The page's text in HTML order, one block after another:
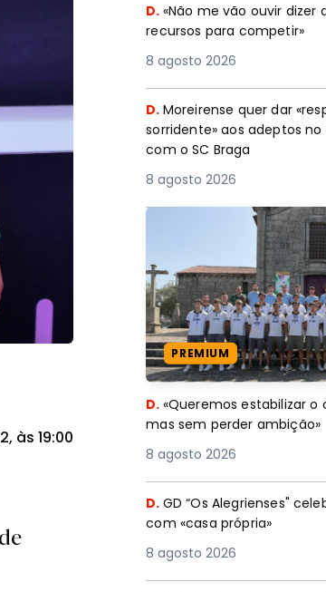
às 19:00
D. «Não me vão ouvir dizer
recursos para competir»
8 agosto 2026
D. Moreirense quer dar
sorridente» aos adeptos
com o SC Braga
8 agosto 2026
PREMIUM
D. «Queremos estabilizar o
mas sem perder ambição»
8 agosto 2026
D. GD “Os Alegrienses"
com «casa própria»
8 agosto 2026